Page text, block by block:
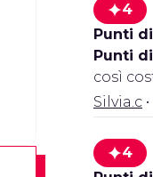
4
Punti
Punti
così
Silvia.c
4